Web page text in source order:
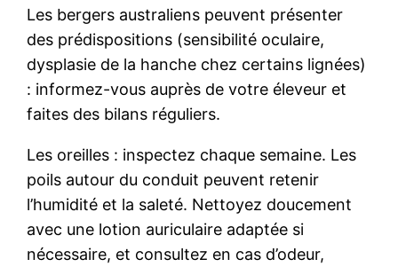
Les bergers australiens peuvent présenter
des prédispositions (sensibilité oculaire,
dysplasie de la hanche chez certains lignées)
: informez-vous auprès de votre éleveur et
faites des bilans réguliers.
Les oreilles : inspectez chaque semaine. Les
poils autour du conduit peuvent retenir
l’humidité et la saleté. Nettoyez doucement
avec une lotion auriculaire adaptée si
nécessaire, et consultez en cas d’odeur,